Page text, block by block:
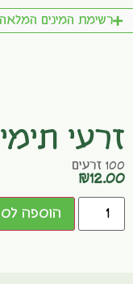
רשימת המינים המלאה
זרעי
100 זרעים
₪12.00
הוספה